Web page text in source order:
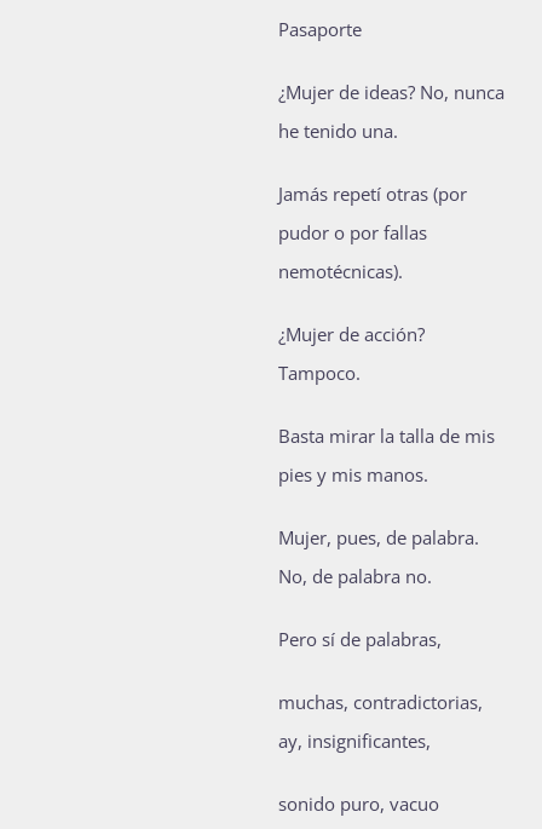
Pasaporte
¿Mujer de ideas? No, nunca
he tenido una.
Jamás repetí otras (por
pudor o por fallas
nemotécnicas).
¿Mujer de acción?
Tampoco.
Basta mirar la talla de mis
pies y mis manos.
Mujer, pues, de palabra.
No, de palabra no.
Pero sí de palabras,
muchas, contradictorias,
ay, insignificantes,
sonido puro, vacuo